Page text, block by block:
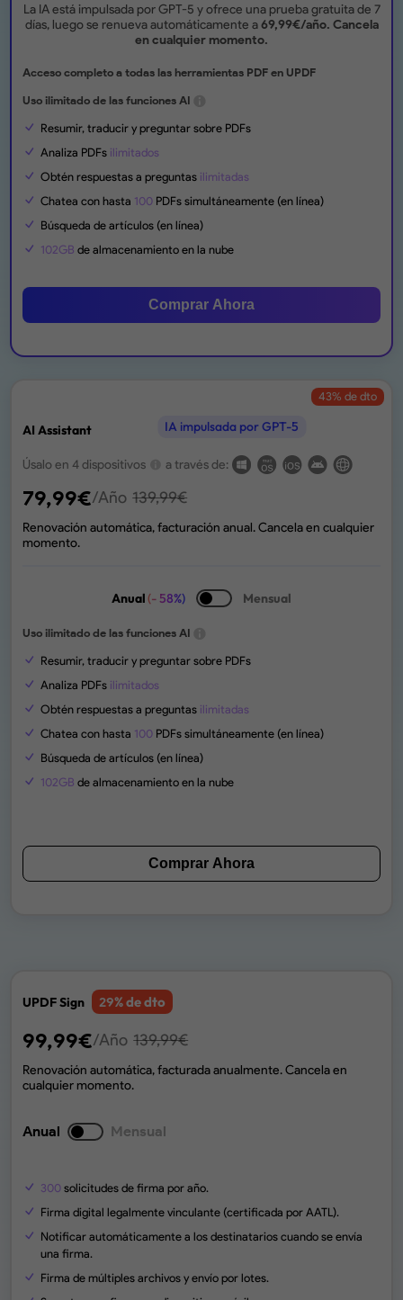
La IA está impulsada por GPT-5 y ofrece una prueba gratuita de 7
días, luego se renueva automáticamente a69,99€/año. Cancela
en cualquier momento.
Acceso completo a todas las herramientas PDF en UPDF
Uso ilimitado de las funciones AI
Resumir, traducir y preguntar sobre PDFs
Analiza PDFs ilimitados
Obtén respuestas a preguntas ilimitadas
Chatea con hasta 100 PDFs simultáneamente (en línea)
Búsqueda de artículos (en línea)
102GB de almacenamiento en la nube
Comprar Ahora
AI Assistant IA impulsada por GPT-5
43% de dto
Úsalo en 4 dispositivos a través de:
79,99€/Año 139,99€
Renovación automática, facturación anual. Cancela en cualquier
momento.
Anual(- 58%) Mensual
Uso ilimitado de las funciones AI
Resumir, traducir y preguntar sobre PDFs
Analiza PDFs ilimitados
Obtén respuestas a preguntas ilimitadas
Chatea con hasta 100 PDFs simultáneamente (en línea)
Búsqueda de artículos (en línea)
102GB de almacenamiento en la nube
Comprar Ahora
UPDF Sign 29% de dto
99,99€/Año 139,99€
Renovación automática, facturada anualmente. Cancela en
cualquier momento.
Anual Mensual
300 solicitudes de firma por año.
Firma digital legalmente vinculante (certificada por AATL).
Notificar automáticamente a los destinatarios cuando se envía
una firma.
Firma de múltiples archivos y envío por lotes.